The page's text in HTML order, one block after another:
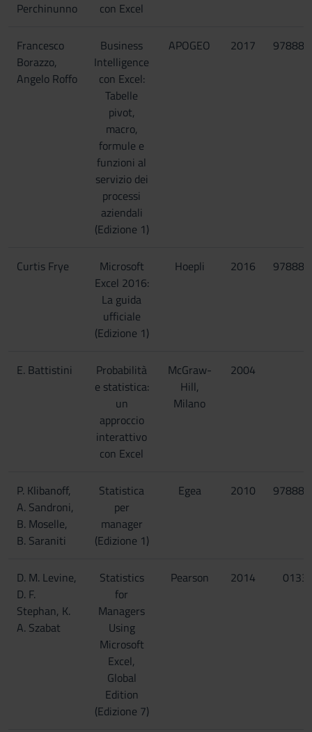
Perchinunno
con Excel
Francesco
Borazzo,
Angelo Roffo
Business
Intelligence
con Excel:
Tabelle
pivot,
macro,
formule e
funzioni al
servizio dei
processi
aziendali
(Edizione 1)
APOGEO 2017
Curtis Frye
Microsoft
Excel 2016:
La guida
ufficiale
(Edizione 1)
Hoepli 2016
E. Battistini
Probabilità
e statistica:
un
approccio
interattivo
con Excel
McGraw-
Hill,
Milano
2004
P. Klibanoff,
A. Sandroni,
B. Moselle,
B. Saraniti
Statistica
per
manager
(Edizione 1)
Egea 2010
D. M. Levine,
D. F.
Stephan, K.
A. Szabat
Statistics
for
Managers
Using
Microsoft
Excel,
Global
Edition
(Edizione 7)
Pearson 2014